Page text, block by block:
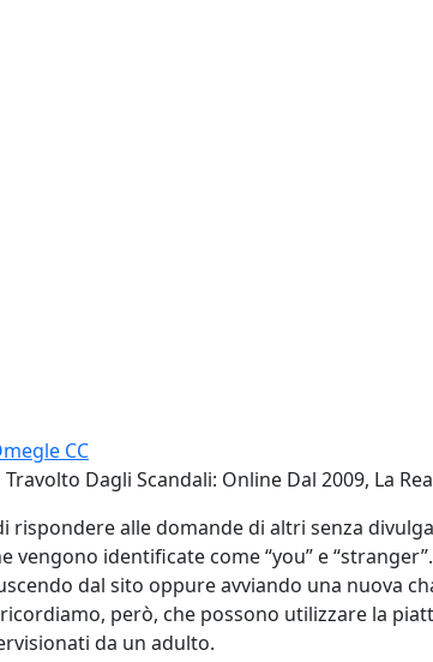
CC
Dagli Scandali: Online Dal 2009, La
rispondere alle domande di altri senza
vengono identificate come “you” e
dal sito oppure avviando una nuova
però, che possono utilizzare la
da un adulto.